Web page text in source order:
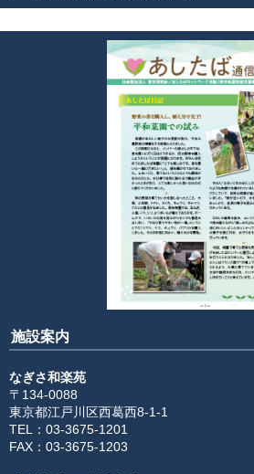
施設案内
なぎさ和楽苑
〒134-0088
東京都江戸川区西葛西8-1-1
TEL：03-3675-1201
FAX：03-3675-1203